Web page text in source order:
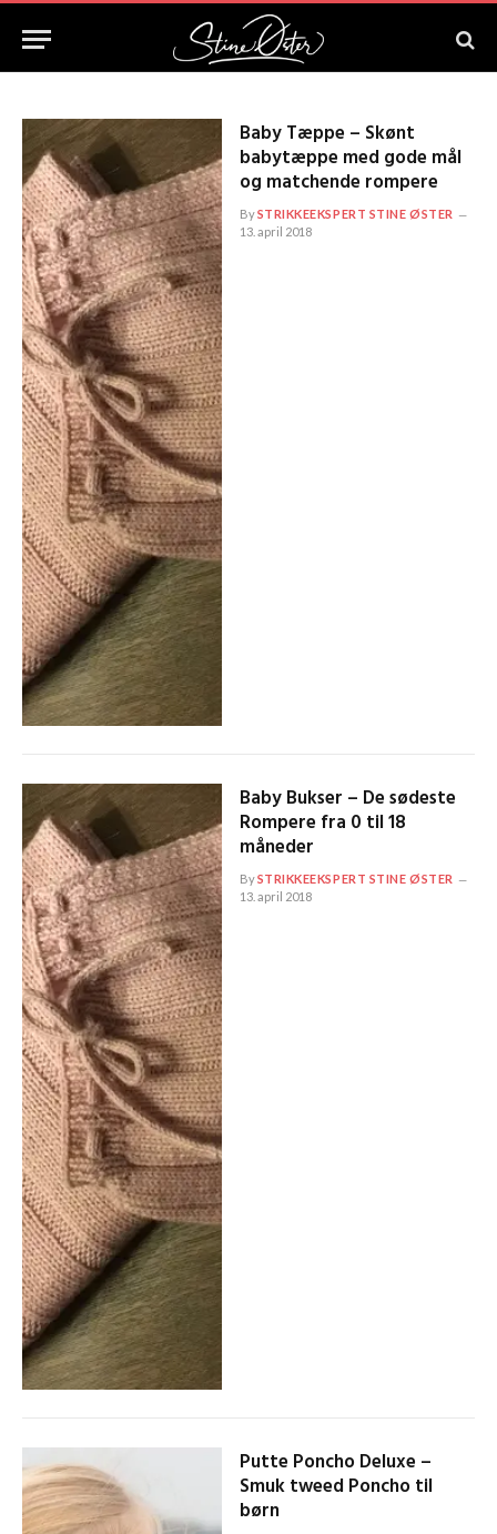
Baby Tæppe – Skønt
babytæppe med gode mål
og matchende rompere
BySTRIKKEEKSPERT STINE ØSTER
13. april 2018
Baby Bukser – De sødeste
Rompere fra 0 til 18
måneder
BySTRIKKEEKSPERT STINE ØSTER
13. april 2018
Putte Poncho Deluxe –
Smuk tweed Poncho til
børn